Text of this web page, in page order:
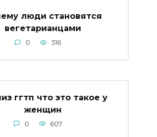
люди становятся
вегетарианцами
0 516
ггтп что это такое у
женщин
0 607